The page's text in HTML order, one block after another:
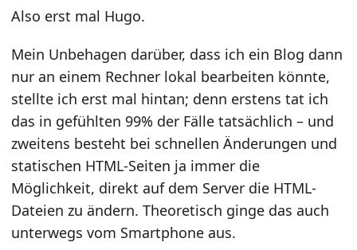
Also erst mal Hugo.
Mein Unbehagen darüber, dass ich ein Blog dann
nur an einem Rechner lokal bearbeiten könnte,
stellte ich erst mal hintan; denn erstens tat ich
das in gefühlten 99% der Fälle tatsächlich – und
zweitens besteht bei schnellen Änderungen und
statischen HTML-Seiten ja immer die
Möglichkeit, direkt auf dem Server die HTML-
Dateien zu ändern. Theoretisch ginge das auch
unterwegs vom Smartphone aus.